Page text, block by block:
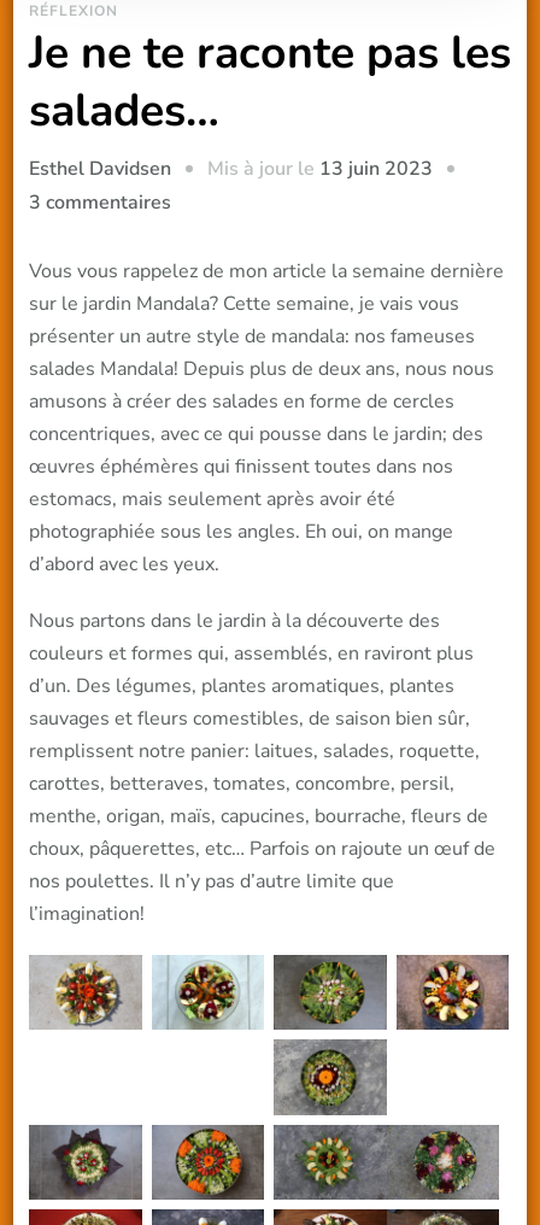
RÉFLEXION
Je ne te raconte pas les
salades…
Esthel Davidsen Mis à jour le 13 juin 2023
3 commentairessur
ne
te
raconte
pas
les
salades…
Vous vous rappelez de mon article la semaine dernière
sur le jardin Mandala? Cette semaine, je vais vous
présenter un autre style de mandala: nos fameuses
salades Mandala! Depuis plus de deux ans, nous nous
amusons à créer des salades en forme de cercles
concentriques, avec ce qui pousse dans le jardin; des
œuvres éphémères qui finissent toutes dans nos
estomacs, mais seulement après avoir été
photographiée sous les angles. Eh oui, on mange
d’abord avec les yeux.
Nous partons dans le jardin à la découverte des
couleurs et formes qui, assemblés, en raviront plus
d’un. Des légumes, plantes aromatiques, plantes
sauvages et fleurs comestibles, de saison bien sûr,
remplissent notre panier: laitues, salades, roquette,
carottes, betteraves, tomates, concombre, persil,
menthe, origan, maïs, capucines, bourrache, fleurs de
choux, pâquerettes, etc… Parfois on rajoute un œuf de
nos poulettes. Il n’y pas d’autre limite que
l’imagination!